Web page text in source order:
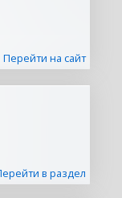
Перейти на сайт
в раздел